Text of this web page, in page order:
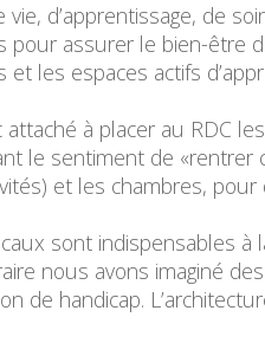
vie, d’apprentissage, de
pour assurer le bien-être
les espaces actifs
attaché à placer au RDC
le sentiment de «rentrer
et les chambres,
sont indispensables à
nous avons imaginé
de handicap.